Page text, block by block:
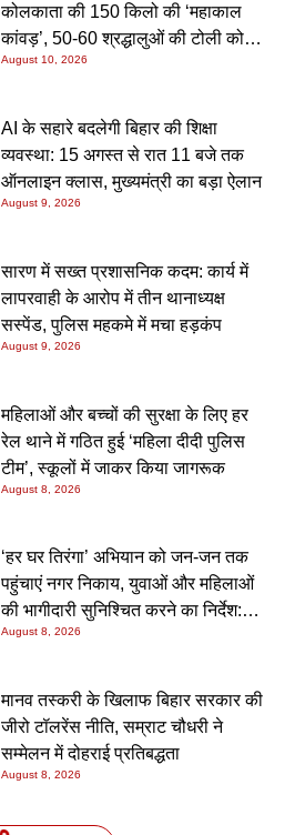
कोलकाता की 150 किलो की ‘महाकाल
कांवड़’, 50-60 श्रद्धालुओं की टोली को
देखने उमड़ रही भारी भीड़
August 10, 2026
AI के सहारे बदलेगी बिहार की शिक्षा
व्यवस्था: 15 अगस्त से रात 11 बजे तक
ऑनलाइन क्लास, मुख्यमंत्री का बड़ा ऐलान
August 9, 2026
सारण में सख्त प्रशासनिक कदम: कार्य में
लापरवाही के आरोप में तीन थानाध्यक्ष
सस्पेंड, पुलिस महकमे में मचा हड़कंप
August 9, 2026
महिलाओं और बच्चों की सुरक्षा के लिए हर
रेल थाने में गठित हुई ‘महिला दीदी पुलिस
टीम’, स्कूलों में जाकर किया जागरूक
August 8, 2026
‘हर घर तिरंगा’ अभियान को जन-जन तक
पहुंचाएं नगर निकाय, युवाओं और महिलाओं
की भागीदारी सुनिश्चित करने का निर्देश:
नीतीश मिश्रा
August 8, 2026
मानव तस्करी के खिलाफ बिहार सरकार की
जीरो टॉलरेंस नीति, सम्राट चौधरी ने
सम्मेलन में दोहराई प्रतिबद्धता
August 8, 2026